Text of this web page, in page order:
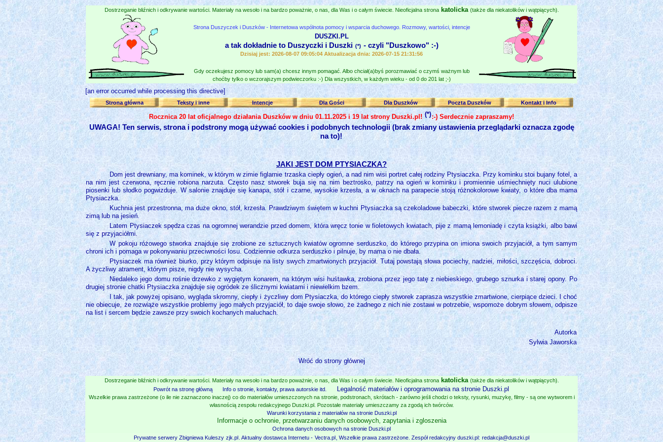
Dostrzeganie bliźnich i odkrywanie wartości. Materiały na wesoło i na bardzo poważnie, o nas, dla Was i o całym świecie. Nieoficjalna strona katolicka (także dla niekatolików i wątpiących).
Strona Duszyczek i Duszków - Internetowa wspólnota pomocy i wsparcia duchowego. Rozmowy, wartości, intencje
DUSZKI.PL
a tak dokładnie to Duszyczki i Duszki (*) - czyli "Duszkowo" :-)
Dzisiaj jest: 2026-08-07 09:05:04 Aktualizacja dnia: 2026-07-15 21:31:56
Gdy oczekujesz pomocy lub sam(a) chcesz innym pomagać. Albo chciał(a)byś porozmawiać o czymś ważnym lub
choćby tylko o wczorajszym podwieczorku :-) Dla wszystkich, w każdym wieku - od 0 do 201 lat ;-)
[an error occurred while processing this directive]
Strona główna Teksty i inne Intencje Dla Gości Dla Duszków Poczta Duszków Kontakt i Info
Rocznica 20 lat oficjalnego działania Duszków w dniu 01.11.2025 i 19 lat strony Duszki.pl! (*):-) Serdecznie zapraszamy!
UWAGA! Ten serwis, strona i podstrony mogą używać cookies i podobnych technologii (brak zmiany ustawienia przeglądarki oznacza zgodę
na to)!
JAKI JEST DOM PTYSIACZKA?
Dom jest drewniany, ma kominek, w którym w zimie figlarnie trzaska ciepły ogień, a nad nim wisi portret całej rodziny Ptysiaczka. Przy kominku stoi bujany fotel, a
na nim jest czerwona, ręcznie robiona narzuta. Często nasz stworek buja się na nim beztrosko, patrzy na ogień w kominku i promiennie uśmiechnięty nuci ulubione
piosenki lub słodko pogwizduje. W salonie znajduje się kanapa, stół i czarne, wysokie krzesła, a w oknach na parapecie stoją różnokolorowe kwiaty, o które dba mama
Ptysiaczka.
Kuchnia jest przestronna, ma duże okno, stół, krzesła. Prawdziwym świętem w kuchni Ptysiaczka są czekoladowe babeczki, które stworek piecze razem z mamą
zimą lub na jesień.
Latem Ptysiaczek spędza czas na ogromnej werandzie przed domem, która wręcz tonie w fioletowych kwiatach, pije z mamą lemoniadę i czyta książki, albo bawi
się z przyjaciółmi.
W pokoju różowego stworka znajduje się zrobione ze sztucznych kwiatów ogromne serduszko, do którego przypina on imiona swoich przyjaciół, a tym samym
chroni ich i pomaga w pokonywaniu przeciwności losu. Codziennie odkurza serduszko i pilnuje, by mama o nie dbała.
Ptysiaczek ma również biurko, przy którym odpisuje na listy swych zmartwionych przyjaciół. Tutaj powstają słowa pociechy, nadziei, miłości, szczęścia, dobroci.
A życzliwy atrament, którym pisze, nigdy nie wysycha.
Niedaleko jego domu rośnie drzewko z wygiętym konarem, na którym wisi huśtawka, zrobiona przez jego tatę z niebieskiego, grubego sznurka i starej opony. Po
drugiej stronie chatki Ptysiaczka znajduje się ogródek ze ślicznymi kwiatami i niewielkim bzem.
I tak, jak powyżej opisano, wygląda skromny, ciepły i życzliwy dom Ptysiaczka, do którego ciepły stworek zaprasza wszystkie zmartwione, cierpiące dzieci. I choć
nie obiecuje, że rozwiąże wszystkie problemy jego małych przyjaciół, to daje swoje słowo, że żadnego z nich nie zostawi w potrzebie, wspomoże dobrym słowem, odpisze
na list i sercem będzie zawsze przy swoich kochanych maluchach.
Autorka
Sylwia Jaworska
Wróć do strony głównej
Dostrzeganie bliźnich i odkrywanie wartości. Materiały na wesoło i na bardzo poważnie, o nas, dla Was i o całym świecie. Nieoficjalna strona katolicka (także dla niekatolików i wątpiących).
Powrót na stronę główną
Info o stronie, kontakty, prawa autorskie itd. Legalność materiałów i oprogramowania na stronie Duszki.pl
Wszelkie prawa zastrzeżone (o ile nie zaznaczono inaczej) co do materiałów umieszczonych na stronie, podstronach, skrótach - zarówno jeśli chodzi o teksty, rysunki, muzykę, filmy - są one wytworem i
własnością zespołu redakcyjnego Duszki.pl. Pozostałe materiały umieszczamy za zgodą ich twórców.
Warunki korzystania z materiałów na stronie Duszki.pl
Informacje o ochronie, przetwarzaniu danych osobowych, zapytania i zgloszenia
Ochrona danych osobowych na stronie Duszki.pl
Prywatne serwery Zbigniewa Kuleszy zjk.pl . Aktualny dostawca Internetu - Vectra.pl , Wszelkie prawa zastrzeżone. Zespół redakcyjny duszki.pl: redakcja@duszki.pl